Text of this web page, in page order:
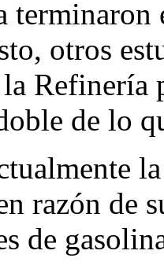
otros
Refinería
de lo
razón de
de